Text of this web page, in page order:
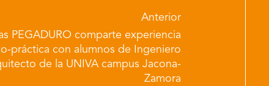
Anterior
PEGADURO comparte experiencia
práctica con alumnos de Ingeniero
de la UNIVA campus Jacona-
Zamora